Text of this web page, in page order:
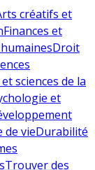
créatifs et
Finances et
Droit
sciences de la
et
de vieDurabilité
Trouver des